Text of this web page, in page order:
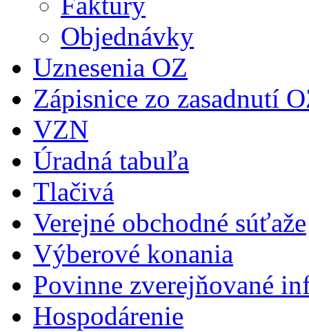
Objednávky
Uznesenia OZ
Zápisnice zo zasadnutí
VZN
Úradná tabuľa
Tlačivá
Verejné obchodné súťaže
Výberové konania
Povinne zverejňované
Hospodárenie